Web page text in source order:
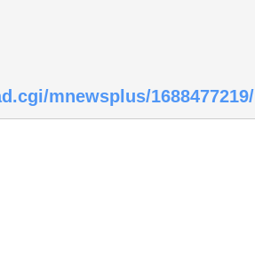
mnewsplus/1688477219/